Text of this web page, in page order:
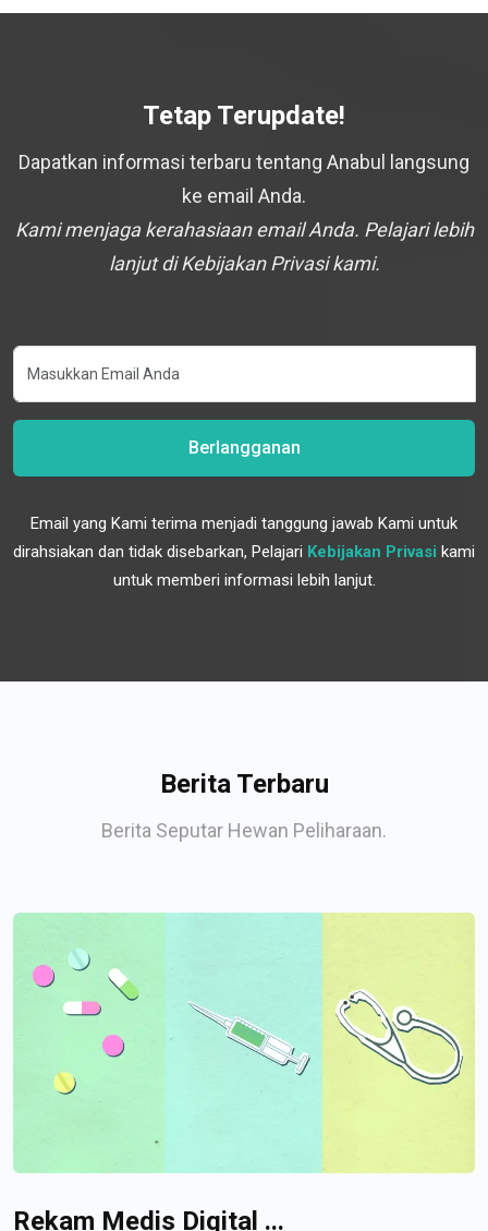
Tetap Terupdate!
Dapatkan informasi terbaru tentang Anabul langsung
ke email Anda.
Kami menjaga kerahasiaan email Anda. Pelajari lebih
lanjut di Kebijakan Privasi kami.
Berlangganan
Email yang Kami terima menjadi tanggung jawab Kami untuk
dirahsiakan dan tidak disebarkan, Pelajari Kebijakan Privasi kami
untuk memberi informasi lebih lanjut.
Berita Terbaru
Berita Seputar Hewan Peliharaan.
Rekam Medis Digital ...